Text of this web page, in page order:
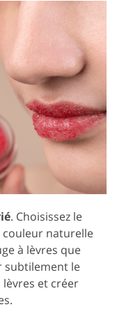
. Choisissez le
couleur naturelle
à lèvres que
subtilement le
et créer